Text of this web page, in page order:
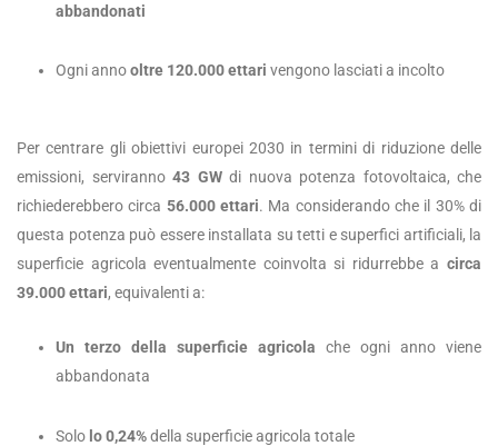
abbandonati
Ogni annooltre 120.000 ettari vengono lasciati a incolto
Per centrare gli obiettivi europei 2030 in termini di riduzione delle
emissioni, serviranno 43 GWdi nuova potenza fotovoltaica, che
richiederebbero circa 56.000 ettari. Ma considerando che il 30% di
questa potenza può essere installata su tetti e superfici artificiali, la
superficie agricola eventualmente coinvolta si ridurrebbe a circa
39.000 ettari, equivalenti a:
Un terzo della superficie agricola che ogni anno viene
abbandonata
Solo lo 0,24%della superficie agricola totale